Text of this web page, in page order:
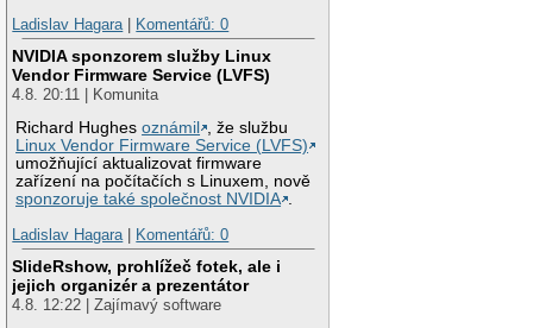
Ladislav Hagara| Komentářů: 0
NVIDIA sponzorem služby Linux
Vendor Firmware Service (LVFS)
4.8. 20:11 | Komunita
Richard Hughesoznámil
, že službu
Linux Vendor Firmware Service (LVFS)
umožňující aktualizovat firmware
zařízení na počítačích s Linuxem, nově
sponzoruje také společnost NVIDIA .
Ladislav Hagara| Komentářů: 0
SlideRshow, prohlížeč fotek, ale i
jejich organizér a prezentátor
4.8. 12:22 | Zajímavý software